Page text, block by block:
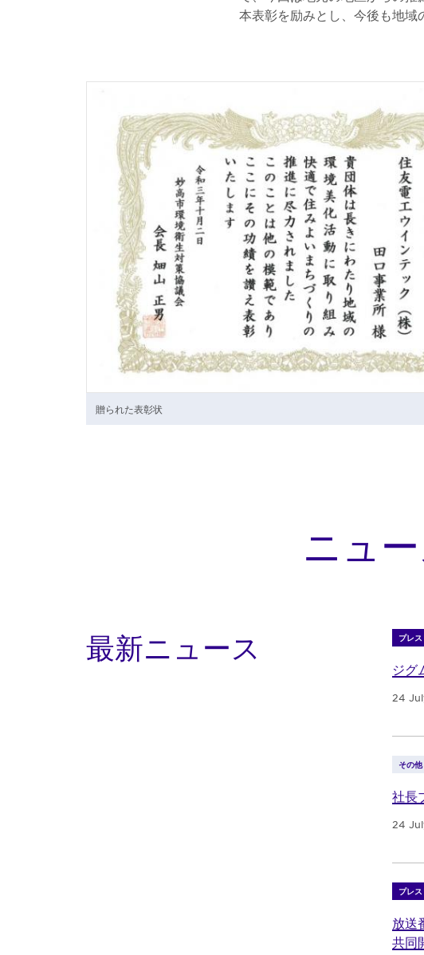
本表彰を励みとし、今後も地域
贈られた表彰状
ニュ
最新ニュース プレ
ジグ
24
その他
社長
24
プレ
放送
共同